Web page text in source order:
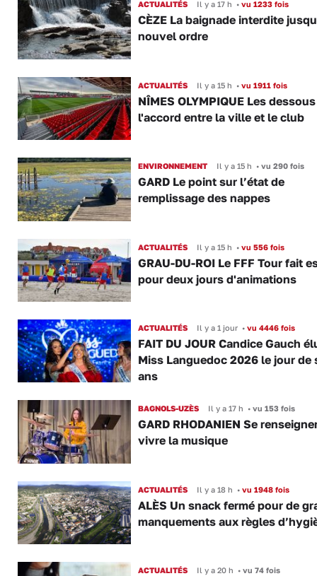
ACTUALITÉS Il y a 17 h •vu 1233 fois
CÈZE La baignade interdite
nouvel ordre
ACTUALITÉS Il y a 15 h •vu 1911 fois
NÎMES OLYMPIQUE Les
l'accord entre la ville et le club
ENVIRONNEMENT Il y a 15 h •vu 290 fois
GARD Le point sur l’état de
remplissage des nappes
ACTUALITÉS Il y a 15 h •vu 556 fois
GRAU-DU-ROI Le FFF Tour fait
pour deux jours d'animations
ACTUALITÉS Il y a 1 jour •vu 4446 fois
FAIT DU JOUR Candice Gauch
Miss Languedoc 2026 le jour de
ans
BAGNOLS-UZÈS Il y a 17 h •vu 153 fois
GARD RHODANIEN Se
vivre la musique
ACTUALITÉS Il y a 18 h •vu 1948 fois
ALÈS Un snack fermé pour de
manquements aux règles
ACTUALITÉS Il y a 20 h •vu 74 fois